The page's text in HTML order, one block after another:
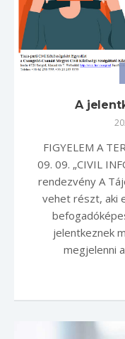
A
FIGYELEM A
09. 09. „CIVIL
rendezvény A
vehet részt, aki
jelentkeznek
megjelenni